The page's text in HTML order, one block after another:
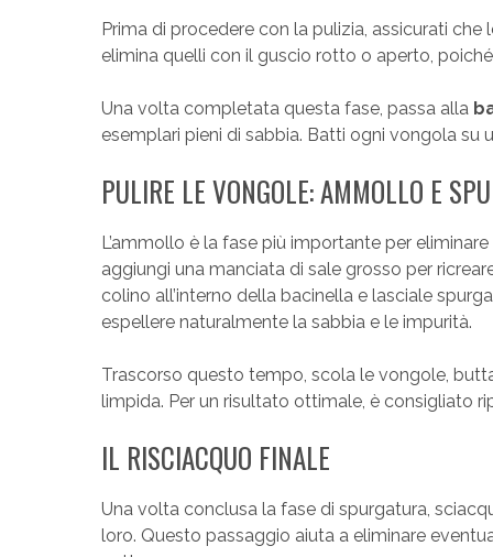
Prima di procedere con la pulizia, assicurati
elimina quelli con il guscio rotto o aperto,
Una volta completata questa fase, passa alla
esemplari pieni di sabbia. Batti ogni vongola su
PULIRE LE VONGOLE: AMMOLLO E
L’ammollo è la fase più importante per
aggiungi una manciata di sale grosso per
colino all’interno della bacinella e lasciale
espellere naturalmente la sabbia e le impurità.
Trascorso questo tempo, scola le vongole,
limpida. Per un risultato ottimale, è consigliato
IL RISCIACQUO FINALE
Una volta conclusa la fase di spurgatura,
loro. Questo passaggio aiuta a eliminare